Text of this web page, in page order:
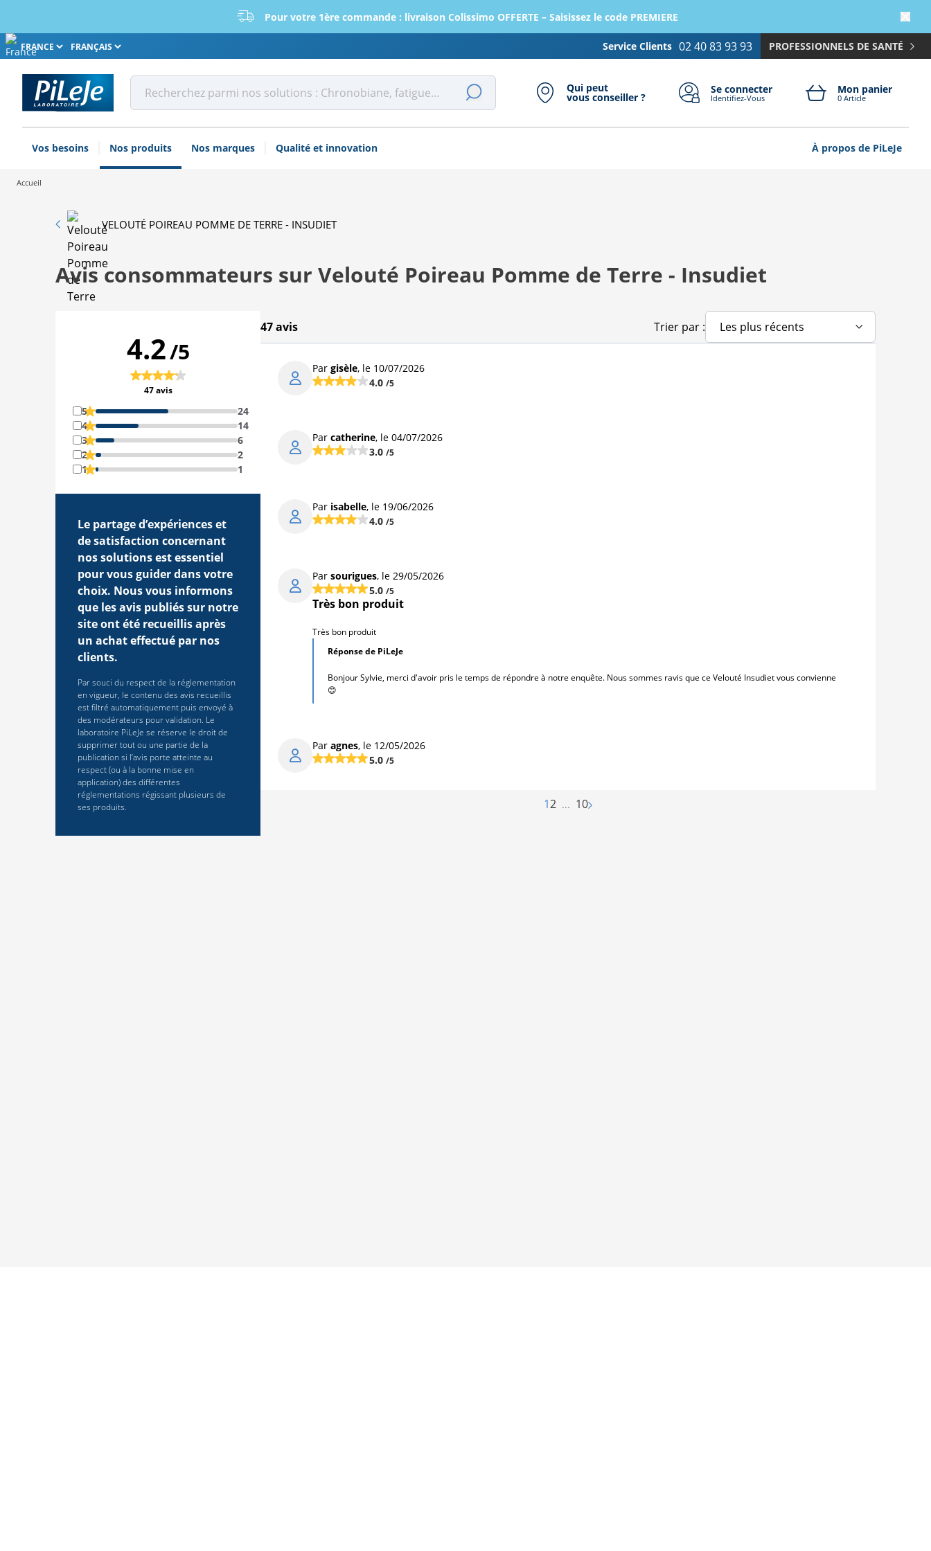
Pour votre 1ère commande : livraison Colissimo OFFERTE – Saisissez le code PREMIERE
Choissisez votre paysChoissisez votre langue Service Clients 02 40 83 93 93 PROFESSIONNELS DE SANTÉ
Qui peut
vous conseiller ?
Se connecter
Identifiez-Vous
Mon panier
0 Article
Vos besoins Nos produits Nos marques Qualité et innovation À propos de PiLeJe
Accueil
VELOUTÉ POIREAU POMME DE TERRE - INSUDIET
Avis consommateurs sur Velouté Poireau Pomme de Terre - Insudiet
4.2/5
47 avis
5
24
4
14
3
6
2
2
1
1
Le partage d’expériences et
de satisfaction concernant
nos solutions est essentiel
pour vous guider dans votre
choix. Nous vous informons
que les avis publiés sur notre
site ont été recueillis après
un achat effectué par nos
clients.
Par souci du respect de la réglementation
en vigueur, le contenu des avis recueillis
est filtré automatiquement puis envoyé à
des modérateurs pour validation. Le
laboratoire PiLeJe se réserve le droit de
supprimer tout ou une partie de la
publication si l’avis porte atteinte au
respect (ou à la bonne mise en
application) des différentes
réglementations régissant plusieurs de
ses produits.
47 avis Trier par :
Par gisèle, le 10/07/2026
4.0 /5
Par catherine, le 04/07/2026
3.0 /5
Par isabelle, le 19/06/2026
4.0 /5
Par sourigues, le 29/05/2026
5.0 /5
Très bon produit
Très bon produit
Réponse de PiLeJe
Bonjour Sylvie, merci d'avoir pris le temps de répondre à notre enquête. Nous sommes ravis que ce Velouté Insudiet vous convienne
😊
Par agnes, le 12/05/2026
5.0 /5
12 ... 10
Suivant